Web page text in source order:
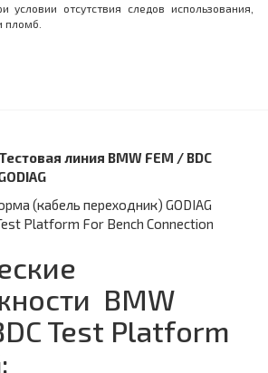
отсутствия следов использования,
пломб.
Тестовая линия BMW FEM / BDC
(кабель переходник) GODIAG
Platform For Bench Connection
BMW
Test Platform